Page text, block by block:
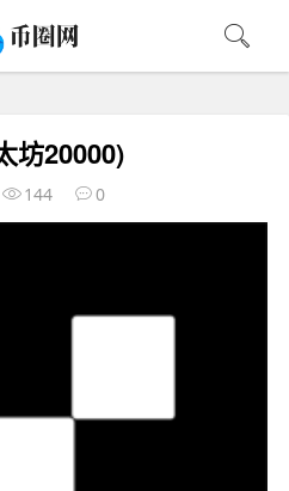
坊20000)
144 0